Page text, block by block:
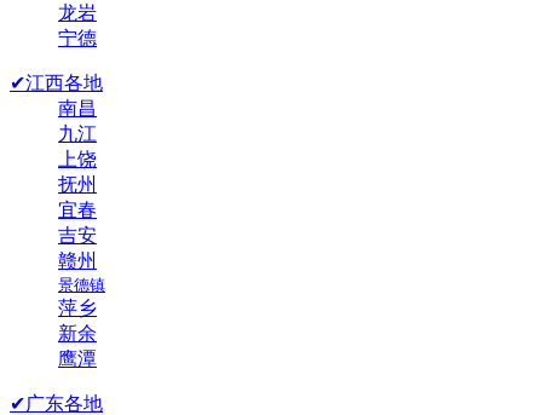
龙岩
宁德
✔江西各地
南昌
九江
上饶
抚州
宜春
吉安
赣州
景德镇
萍乡
新余
鹰潭
✔广东各地